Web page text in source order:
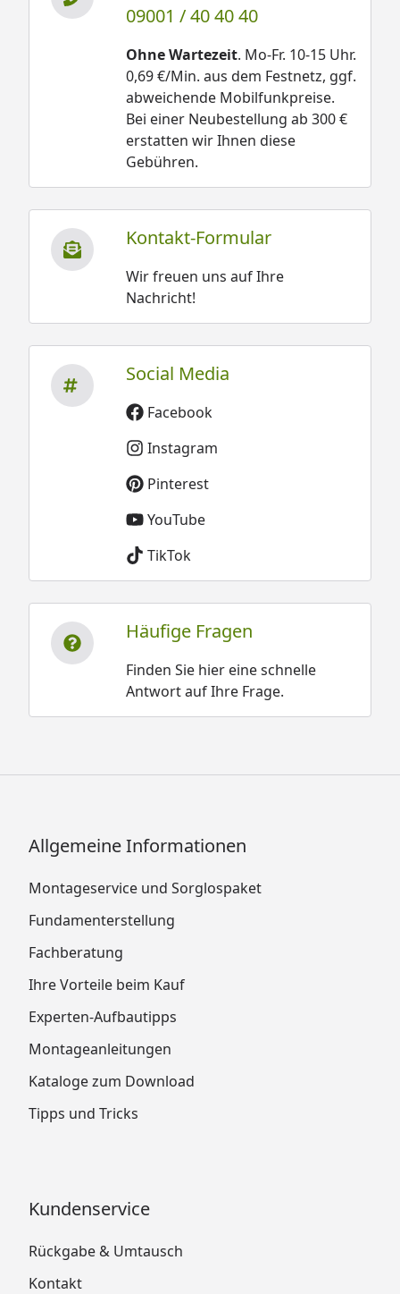
09001 / 40 40 40
Ohne Wartezeit. Mo-Fr. 10-15 Uhr.
0,69 €/Min. aus dem Festnetz, ggf.
abweichende Mobilfunkpreise.
Bei einer Neubestellung ab 300 €
erstatten wir Ihnen diese
Gebühren.
Kontakt-Formular
Wir freuen uns auf Ihre
Nachricht!
Social Media
Facebook
Instagram
Pinterest
YouTube
TikTok
Häufige Fragen
Finden Sie hier eine schnelle
Antwort auf Ihre Frage.
Allgemeine Informationen
Montageservice und Sorglospaket
Fundamenterstellung
Fachberatung
Ihre Vorteile beim Kauf
Experten-Aufbautipps
Montageanleitungen
Kataloge zum Download
Tipps und Tricks
Kundenservice
Rückgabe & Umtausch
Kontakt